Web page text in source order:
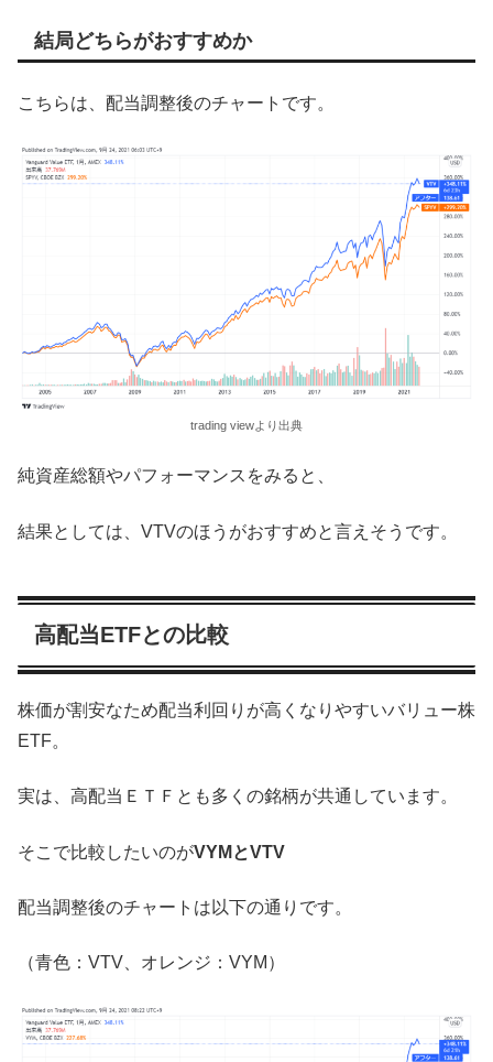
結局どちらがおすすめか
こちらは、配当調整後のチャートです。
trading viewより出典
純資産総額やパフォーマンスをみると、
結果としては、VTVのほうがおすすめと言えそうです。
高配当ETFとの比較
株価が割安なため配当利回りが高くなりやすいバリュー株
ETF。
実は、高配当ＥＴＦとも多くの銘柄が共通しています。
そこで比較したいのがVYMとVTV
配当調整後のチャートは以下の通りです。
（青色：VTV、オレンジ：VYM）